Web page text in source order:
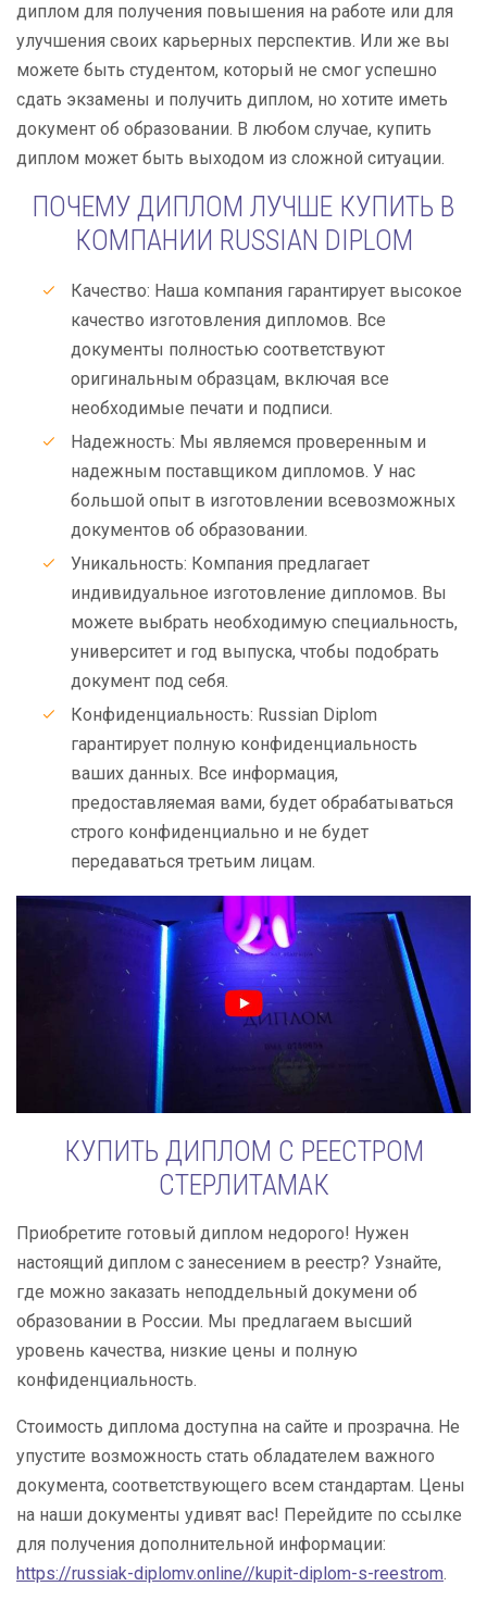
диплом для получения повышения на работе или для
улучшения своих карьерных перспектив. Или же вы
можете быть студентом, который не смог успешно
сдать экзамены и получить диплом, но хотите иметь
документ об образовании. В любом случае, купить
диплом может быть выходом из сложной ситуации.
ПОЧЕМУ ДИПЛОМ ЛУЧШЕ КУПИТЬ В
КОМПАНИИ RUSSIAN DIPLOM
Качество: Наша компания гарантирует высокое
качество изготовления дипломов. Все
документы полностью соответствуют
оригинальным образцам, включая все
необходимые печати и подписи.
Надежность: Мы являемся проверенным и
надежным поставщиком дипломов. У нас
большой опыт в изготовлении всевозможных
документов об образовании.
Уникальность: Компания предлагает
индивидуальное изготовление дипломов. Вы
можете выбрать необходимую специальность,
университет и год выпуска, чтобы подобрать
документ под себя.
Конфиденциальность: Russian Diplom
гарантирует полную конфиденциальность
ваших данных. Все информация,
предоставляемая вами, будет обрабатываться
строго конфиденциально и не будет
передаваться третьим лицам.
КУПИТЬ ДИПЛОМ С РЕЕСТРОМ
СТЕРЛИТАМАК
Приобретите готовый диплом недорого! Нужен
настоящий диплом с занесением в реестр? Узнайте,
где можно заказать неподдельный докумени об
образовании в России. Мы предлагаем высший
уровень качества, низкие цены и полную
конфиденциальность.
Стоимость диплома доступна на сайте и прозрачна. Не
упустите возможность стать обладателем важного
документа, соответствующего всем стандартам. Цены
на наши документы удивят вас! Перейдите по ссылке
для получения дополнительной информации:
https://russiak-diplomv.online//kupit-diplom-s-reestrom.